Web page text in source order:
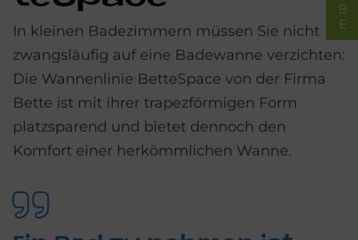
In kleinen Badezimmern müssen Sie nicht
zwangsläufig auf eine Badewanne verzichten:
Die Wannenlinie BetteSpace von der Firma
Bette ist mit ihrer trapezförmigen Form
platzsparend und bietet dennoch den
Komfort einer herkömmlichen Wanne.